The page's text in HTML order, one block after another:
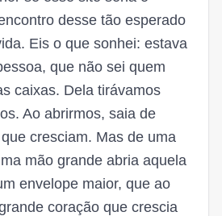
desse tão esperado
Eis o que sonhei: estava
que não sei quem
caixas. Dela tirávamos
Ao abrirmos, saia de
cresciam. Mas de uma
mão grande abria aquela
envelope maior, que ao
coração que crescia